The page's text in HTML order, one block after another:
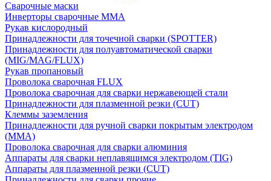
Сварочные маски
Инверторы сварочные ММА
Рукав кислородный
Принадлежности для точечной сварки (SPOTTER)
Принадлежности для полуавтоматической сварки
(MIG/MAG/FLUX)
Рукав пропановый
Проволока сварочная FLUX
Проволока сварочная для сварки нержавеющей стали
Принадлежности для плазменной резки (CUT)
Клеммы заземления
Принадлежности для ручной сварки покрытым электродом
(MMA)
Проволока сварочная для сварки алюминия
Аппараты для сварки неплавящимся электродом (TIG)
Аппараты для плазменной резки (CUT)